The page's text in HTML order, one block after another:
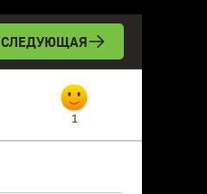
СЛЕДУЮЩАЯ
1